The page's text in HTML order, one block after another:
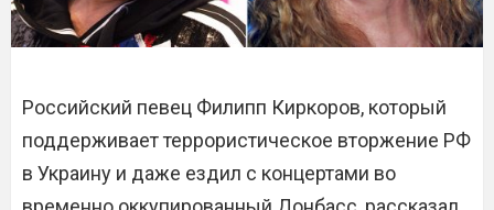
Российский певец Филипп Киркоров, который
поддерживает террористическое вторжение РФ
в Украину и даже ездил с концертами во